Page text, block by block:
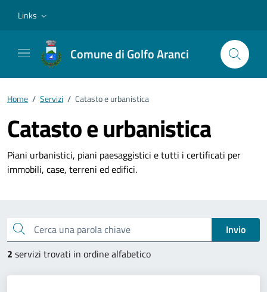
Links
Comune di Golfo Aranci
Home / Servizi / Catasto e urbanistica
Catasto e urbanistica
Piani urbanistici, piani paesaggistici e tutti i certificati per
immobili, case, terreni ed edifici.
Cerca una parola chiave
Invio
2 servizi trovati in ordine alfabetico